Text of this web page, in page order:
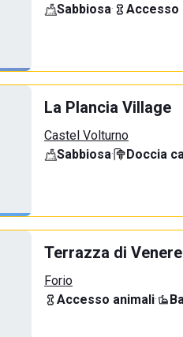
Sabbiosa· Accesso
La Plancia Village
Castel Volturno
Sabbiosa· Doccia
Terrazza di Venere
Forio
Accesso animali·